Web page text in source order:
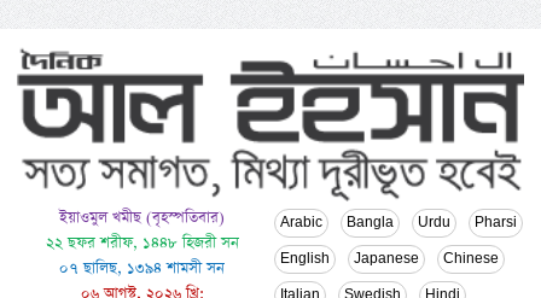
ইয়াওমুল খমীছ (বৃহস্পতিবার)
২২ ছফর শরীফ, ১৪৪৮ হিজরী সন
০৭ ছালিছ, ১৩৯৪ শামসী সন
০৬ আগস্ট, ২০২৬ খ্রি:
Arabic Bangla Urdu Pharsi
English Japanese Chinese